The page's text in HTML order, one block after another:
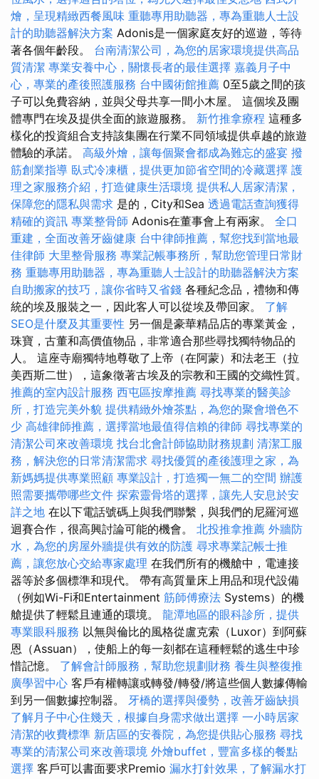
燴，呈現精緻西餐風味 重聽專用助聽器，專為重聽人士設
計的助聽器解決方案 Adonis是一個家庭友好的巡遊，等待
著各個年齡段。 台南清潔公司，為您的居家環境提供高品
質清潔 專業安養中心，關懷長者的最佳選擇 嘉義月子中
心，專業的產後照護服務 台中國術館推薦 0至5歲之間的孩
子可以免費容納，並與父母共享一間小木屋。 這個埃及團
體專門在埃及提供全面的旅遊服務。 新竹推拿療程 這種多
樣化的投資組合支持該集團在行業不同領域提供卓越的旅遊
體驗的承諾。 高級外燴，讓每個聚會都成為難忘的盛宴 撥
筋創業指導 臥式冷凍櫃，提供更加節省空間的冷藏選擇 護
理之家服務介紹，打造健康生活環境 提供私人居家清潔，
保障您的隱私與需求 是的，City和Sea 透過電話查詢獲得
精確的資訊 專業整骨師 Adonis在董事會上有兩家。 全口
重建，全面改善牙齒健康 台中律師推薦，幫您找到當地最
佳律師 大里整骨服務 專業記帳事務所，幫助您管理日常財
務 重聽專用助聽器，專為重聽人士設計的助聽器解決方案
自助搬家的技巧，讓你省時又省錢 各種紀念品，禮物和傳
統的埃及服裝之一，因此客人可以從埃及帶回家。 了解
SEO是什麼及其重要性 另一個是豪華精品店的專業黃金，
珠寶，古董和高價值物品，非常適合那些尋找獨特物品的
人。 這座寺廟獨特地尊敬了上帝（在阿蒙）和法老王（拉
美西斯二世），這象徵著古埃及的宗教和王國的交織性質。
推薦的室內設計服務 西屯區按摩推薦 尋找專業的醫美診
所，打造完美外貌 提供精緻外燴茶點，為您的聚會增色不
少 高雄律師推薦，選擇當地最值得信賴的律師 尋找專業的
清潔公司來改善環境 找台北會計師協助財務規劃 清潔工服
務，解決您的日常清潔需求 尋找優質的產後護理之家，為
新媽媽提供專業照顧 專業設計，打造獨一無二的空間 辦護
照需要攜帶哪些文件 探索靈骨塔的選擇，讓先人安息於安
詳之地 在以下電話號碼上與我們聯繫，與我們的尼羅河巡
迴賽合作，很高興討論可能的機會。 北投推拿推薦 外牆防
水，為您的房屋外牆提供有效的防護 尋求專業記帳士推
薦，讓您放心交給專家處理 在我們所有的機艙中，電連接
器等於多個標準和現代。 帶有高質量床上用品和現代設備
（例如Wi-Fi和Entertainment 筋師傅療法 Systems）的機
艙提供了輕鬆且連通的環境。 龍潭地區的眼科診所，提供
專業眼科服務 以無與倫比的風格從盧克索（Luxor）到阿蘇
恩（Assuan），使船上的每一刻都在這種輕鬆的逃生中珍
惜記憶。 了解會計師服務，幫助您規劃財務 養生與整復推
廣學習中心 客戶有權轉讓或轉發/轉發/將這些個人數據傳輸
到另一個數據控制器。 牙橋的選擇與優勢，改善牙齒缺損
了解月子中心住幾天，根據自身需求做出選擇 一小時居家
清潔的收費標準 新店區的安養院，為您提供貼心服務 尋找
專業的清潔公司來改善環境 外燴buffet，豐富多樣的餐點
選擇 客戶可以書面要求Premio 漏水打針效果，了解漏水打